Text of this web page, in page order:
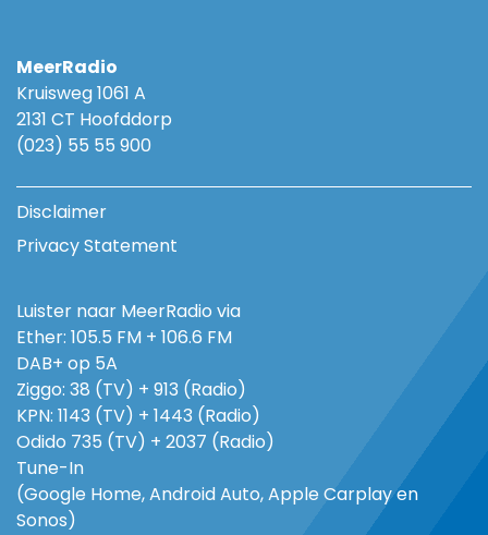
MeerRadio
Kruisweg 1061 A
2131 CT Hoofddorp
(023) 55 55 900
Disclaimer
Privacy Statement
Luister naar MeerRadio via
Ether: 105.5 FM + 106.6 FM
DAB+ op 5A
Ziggo: 38 (TV) + 913 (Radio)
KPN: 1143 (TV) + 1443 (Radio)
Odido 735 (TV) + 2037 (Radio)
Tune-In
(Google Home, Android Auto, Apple Carplay en
Sonos)